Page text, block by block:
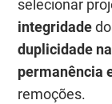
selecionar
integridade
duplicidade
permanência
remoções.